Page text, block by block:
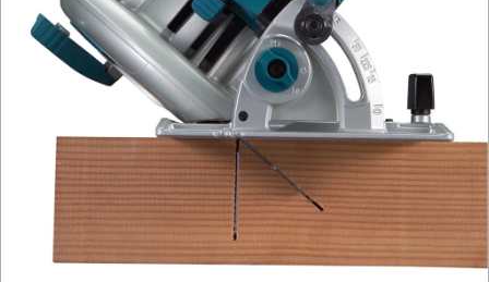
NARZĘDZIA
SPAWALNICTWO
URZĄDZENIA
ROZRUCHOWE
PROSTOWNIKI
OSPRZĘT